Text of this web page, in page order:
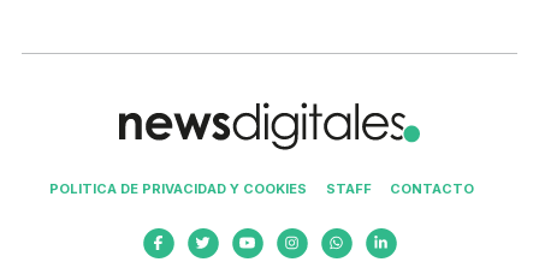
POLITICA DE PRIVACIDAD Y COOKIES STAFF CONTACTO